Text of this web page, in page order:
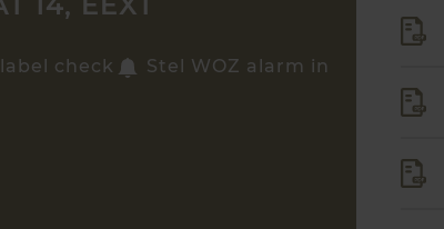
check Stel WOZ alarm in